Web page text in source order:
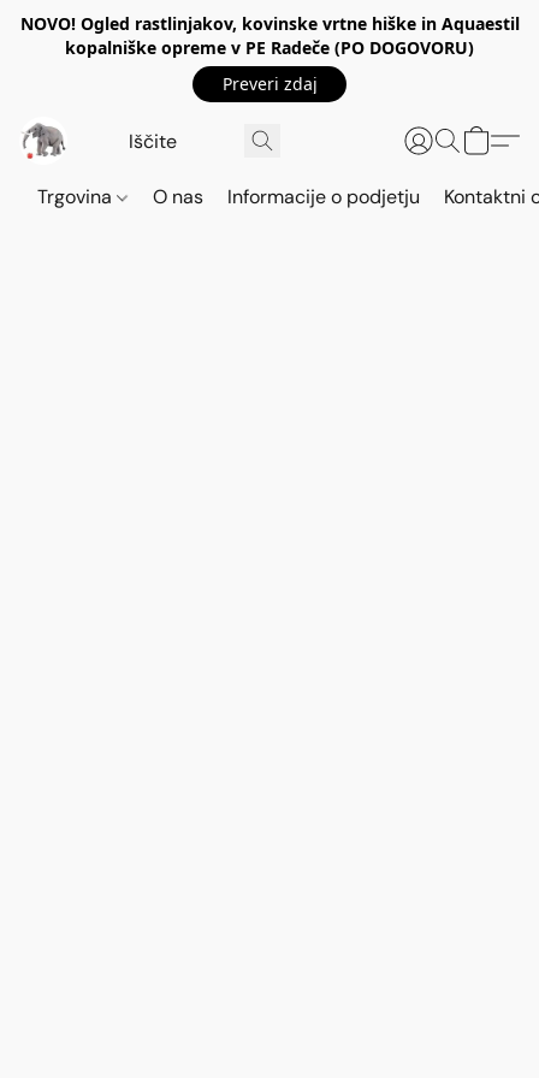
NOVO! Ogled rastlinjakov, kovinske vrtne hiške in Aquaestil
kopalniške opreme v PE Radeče (PO DOGOVORU)
Preveri zdaj
Trgovina O nas Informacije o podjetju Kontaktni